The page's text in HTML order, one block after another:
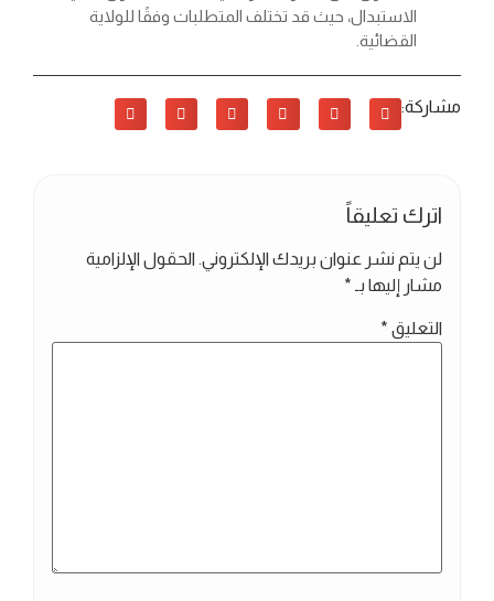
الاستبدال، حيث قد تختلف المتطلبات وفقًا للولاية
القضائية.
مشاركة:
اترك تعليقاً
لن يتم نشر عنوان بريدك الإلكتروني. الحقول الإلزامية
مشار إليها بـ *
التعليق *